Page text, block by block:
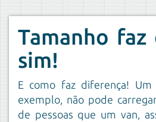
Tamanho
sim!
E como faz diferença!
exemplo, não pode
de pessoas que um van,